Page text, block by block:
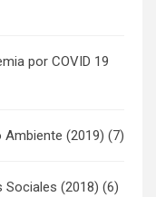
por COVID 19
Ambiente (2019) (7)
Sociales (2018) (6)